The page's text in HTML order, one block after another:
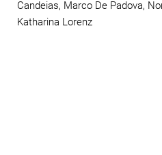
Candeias, Marco De Padova,
Katharina Lorenz